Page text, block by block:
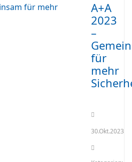
A+A
2023
–
für
mehr
30.Okt.2023